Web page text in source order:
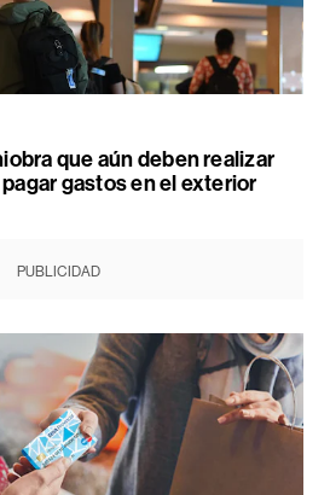
que aún deben realizar
gastos en el exterior
PUBLICIDAD